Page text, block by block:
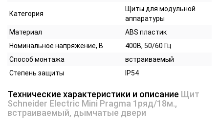
Категория
Щиты для модульной
аппаратуры
Материал
ABS пластик
Номинальное напряжение, В
400В, 50/60 Гц
Способ монтажа
встраиваемый
Степень защиты
IP54
Технические характеристики и описание Щит
Schneider Electric Mini Pragma 1ряд/18м.,
встраиваемый, дымчатые двери